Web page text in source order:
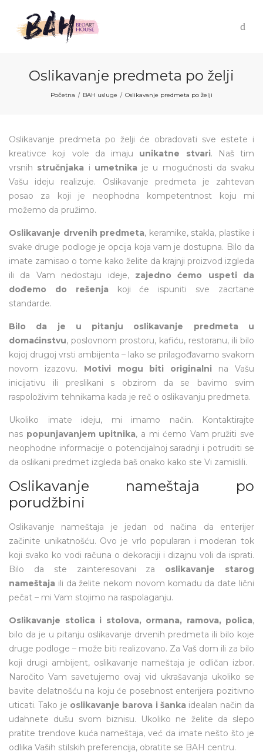
Oslikavanje predmeta po želji
Početna / BAH usluge / Oslikavanje predmeta po želji
Oslikavanje predmeta po želji će obradovati sve estete i
kreativce koji vole da imaju unikatne stvari. Naš tim
vrsnih stručnjaka i umetnikaje u mogućnosti da svaku
Vašu ideju realizuje. Oslikavanje predmeta je zahtevan
posao za koji je neophodna kompetentnost koju mi
možemo da pružimo.
Oslikavanje drvenih predmeta, keramike, stakla, plastike i
svake druge podloge je opcija koja vam je dostupna. Bilo da
imate zamisao o tome kako želite da krajnji proizvod izgleda
ili da Vam nedostaju ideje, zajedno ćemo uspeti da
dođemo do rešenja koji će ispuniti sve zacrtane
standarde.
Bilo da je u pitanju oslikavanje predmeta u
domaćinstvu, poslovnom prostoru, kafiću, restoranu, ili bilo
kojoj drugoj vrsti ambijenta – lako se prilagođavamo svakom
novom izazovu. Motivi mogu biti originalni na Vašu
inicijativu ili preslikani s obzirom da se bavimo svim
raspoloživim tehnikama kada je reč o oslikavanju predmeta.
Ukoliko imate ideju, mi imamo način. Kontaktirajte
nas popunjavanjem upitnika, a mi ćemo Vam pružiti sve
neophodne informacije o potencijalnoj saradnji i potruditi se
da oslikani predmet izgleda baš onako kako ste Vi zamislili.
Oslikavanje nameštaja po
porudžbini
Oslikavanje nameštaja je jedan od načina da enterijer
začinite unikatnošću. Ovo je vrlo popularan i moderan tok
koji svako ko vodi računa o dekoraciji i dizajnu voli da isprati.
Bilo da ste zainteresovani za oslikavanje starog
nameštaja ili da želite nekom novom komadu da date lični
pečat – mi Vam stojimo na raspolaganju.
Oslikavanje stolica i stolova, ormana, ramova, polica,
bilo da je u pitanju oslikavanje drvenih predmeta ili bilo koje
druge podloge – može biti realizovano. Za Vaš dom ili za bilo
koji drugi ambijent, oslikavanje nameštaja je odličan izbor.
Naročito Vam savetujemo ovaj vid ukrašavanja ukoliko se
bavite delatnošću na koju će posebnost enterijera pozitivno
uticati. Tako je oslikavanje barova i šanka idealan način da
udahnete dušu svom biznisu. Ukoliko ne želite da slepo
pratite trendove kuća nameštaja, već da imate nešto što je
odlika Vaših stilskih preferencija, obratite se BAH centru.